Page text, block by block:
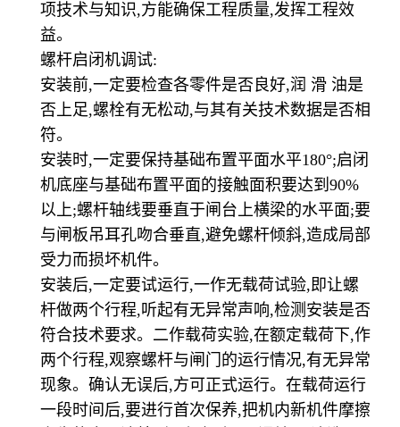
项技术与知识,方能确保工程质量,发挥工程效
益。
螺杆启闭机调试:
安装前,一定要检查各零件是否良好,润 滑 油是
否上足,螺栓有无松动,与其有关技术数据是否相
符。
安装时,一定要保持基础布置平面水平180°;启闭
机底座与基础布置平面的接触面积要达到90%
以上;螺杆轴线要垂直于闸台上横梁的水平面;要
与闸板吊耳孔吻合垂直,避免螺杆倾斜,造成局部
受力而损坏机件。
安装后,一定要试运行,一作无载荷试验,即让螺
杆做两个行程,听起有无异常声响,检测安装是否
符合技术要求。二作载荷实验,在额定载荷下,作
两个行程,观察螺杆与闸门的运行情况,有无异常
现象。确认无误后,方可正式运行。在载荷运行
一段时间后,要进行首次保养,把机内新机件摩擦